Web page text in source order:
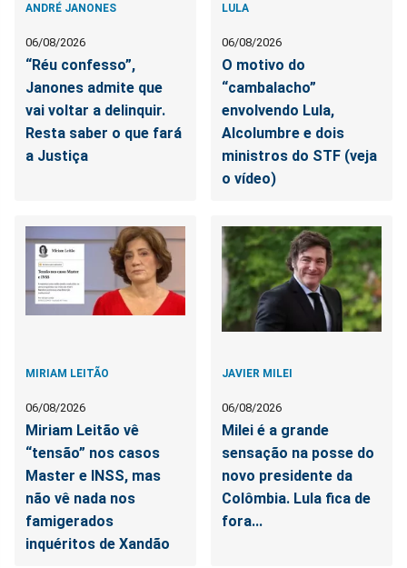
ANDRÉ JANONES
06/08/2026
“Réu confesso”,
Janones admite que
vai voltar a delinquir.
Resta saber o que fará
a Justiça
LULA
06/08/2026
O motivo do
“cambalacho”
envolvendo Lula,
Alcolumbre e dois
ministros do STF (veja
o vídeo)
MIRIAM LEITÃO
06/08/2026
Miriam Leitão vê
“tensão” nos casos
Master e INSS, mas
não vê nada nos
famigerados
inquéritos de Xandão
JAVIER MILEI
06/08/2026
Milei é a grande
sensação na posse do
novo presidente da
Colômbia. Lula fica de
fora...